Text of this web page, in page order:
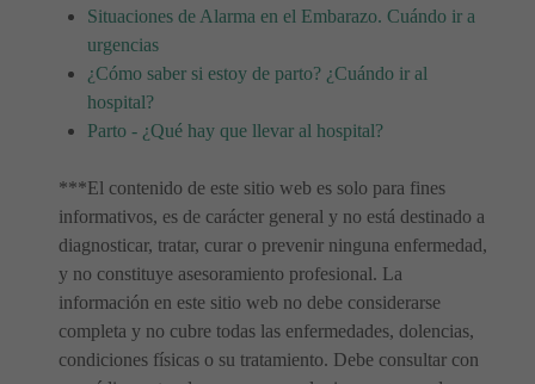
Situaciones de Alarma en el Embarazo. Cuándo ir a
urgencias
¿Cómo saber si estoy de parto? ¿Cuándo ir al
hospital?
Parto - ¿Qué hay que llevar al hospital?
***El contenido de este sitio web es solo para fines
informativos, es de carácter general y no está destinado a
diagnosticar, tratar, curar o prevenir ninguna enfermedad,
y no constituye asesoramiento profesional. La
información en este sitio web no debe considerarse
completa y no cubre todas las enfermedades, dolencias,
condiciones físicas o su tratamiento. Debe consultar con